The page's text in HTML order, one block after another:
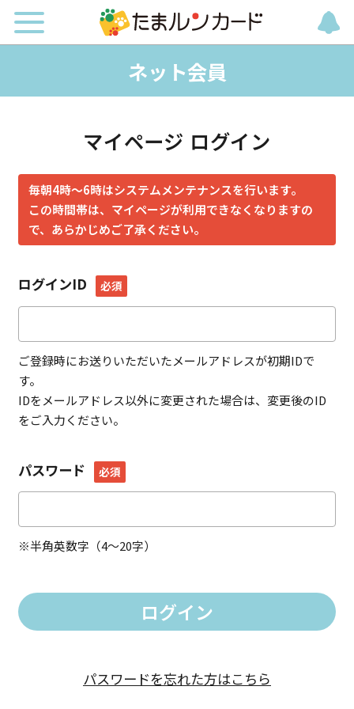
ネット会員
マイページ ログイン
毎朝4時～6時はシステムメンテナンスを行います。
この時間帯は、マイページが利用できなくなりますの
で、あらかじめご了承ください。
ログインID 必須
ご登録時にお送りいただいたメールアドレスが初期IDで
す。
IDをメールアドレス以外に変更された場合は、変更後のID
をご入力ください。
パスワード 必須
※半角英数字（4～20字）
パスワードを忘れた方はこちら